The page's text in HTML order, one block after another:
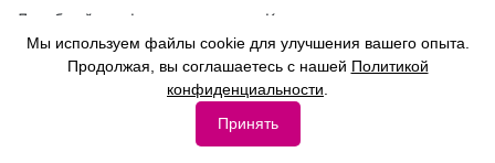
Лечебный профиль санаториев Камчатского края -
органы дыхания, нервная система, зрение, ЖКТ,
сердечно-сосудистая система, опорно-двигательный
аппарат, обмен веществ.
Мы используем файлы cookie для улучшения вашего опыта.
Продолжая, вы соглашаетесь с нашей Политикой
конфиденциальности
Принять